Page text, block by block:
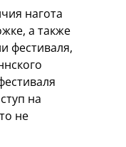
нагота
а также
фестиваля,
на
не